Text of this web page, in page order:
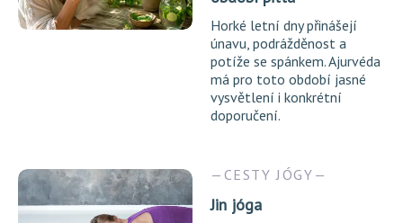
Horké letní dny přinášejí
únavu, podrážděnost a
potíže se spánkem. Ajurvéda
má pro toto období jasné
vysvětlení i konkrétní
doporučení.
CESTY JÓGY
Jin jóga